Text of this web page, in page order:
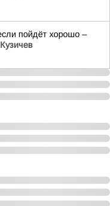
пойдёт хорошо –
Кузичев